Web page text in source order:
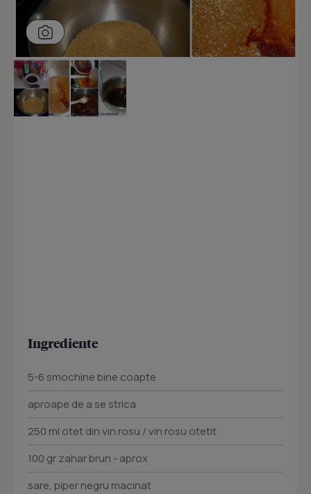
Ingrediente
5-6 smochine bine coapte
aproape de a se strica
250 ml otet din vin rosu / vin rosu otetit
100 gr zahar brun - aprox
sare, piper negru macinat